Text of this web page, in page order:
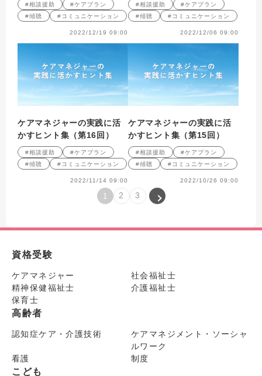
#相談援助
#ケアプラン
#傾聴
#コミュニケーション
2022/12/19 09:00
#相談援助
#ケアプラン
#傾聴
#コミュニケーション
2022/12/06 09:00
ケアマネジャーの実践に活
かすヒント集（第16回）
#相談援助
#ケアプラン
#傾聴
#コミュニケーション
2022/11/14 09:00
ケアマネジャーの実践に活
かすヒント集（第15回）
#相談援助
#ケアプラン
#傾聴
#コミュニケーション
2022/10/26 09:00
1 2 3
資格受験
ケアマネジャー
社会福祉士
精神保健福祉士
介護福祉士
保育士
高齢者
認知症ケア・介護技術
ケアマネジメント・ソーシャ
ルワーク
看護
制度
こども